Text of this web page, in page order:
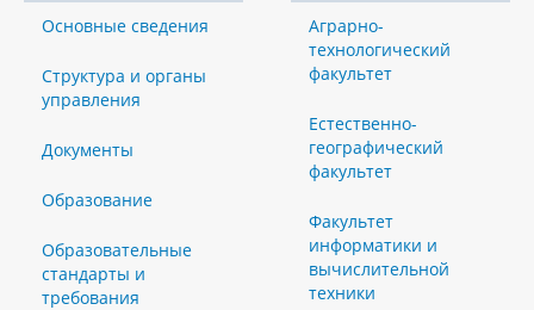
Основные сведения
Структура и органы
управления
Документы
Образование
Образовательные
стандарты и
требования
Аграрно-
технологический
факультет
Естественно-
географический
факультет
Факультет
информатики и
вычислительной
техники